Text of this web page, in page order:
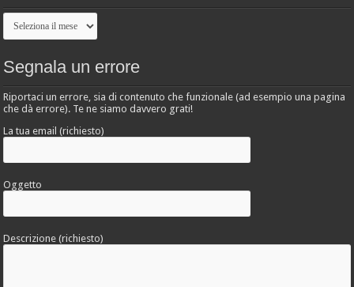
Archivio
Segnala un errore
Riportaci un errore, sia di contenuto che funzionale (ad esempio una pagina
che dà errore). Te ne siamo davvero grati!
La tua email (richiesto)
Oggetto
Descrizione (richiesto)